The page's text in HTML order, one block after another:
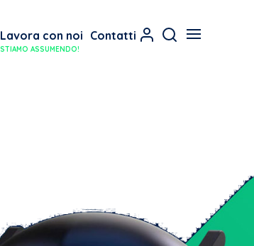
Lavora con noi Contatti